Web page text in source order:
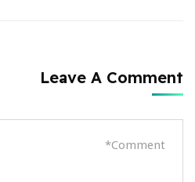
Leave A Comment